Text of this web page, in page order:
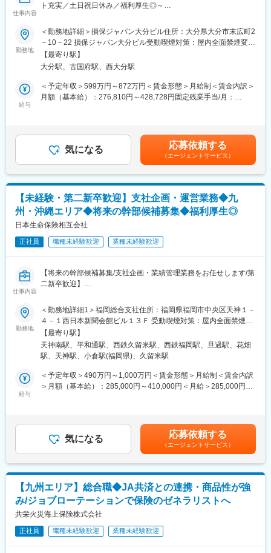
・SOMPOグループの安定基盤があり、腰を据えて長期的に働ける
・誰しもが慣れない交通事故の状況下で、事故を解決に導き、保
険金という形でお客様に貢献できるお仕事です。
・事故解決のプロフェッショナルとして活躍できるよう、入社か
らその後も、さまざまな力を身につけ、磨き、高め続けられる環
境が整っています。
・年間休日120日（土日祝）／所定労働時間09:00～17:00とワー
クライフバランスの取りやすい環境です。
■ご参考：技術アジャスターについて／社員インタビュー等も載っ
sp/adjuster/img/adjuster.pdf
変更の範囲：会社の定める業務
仕事内容
ト充実／土日祝日休み／福利厚生◎～
入社後は技術アジャスター資格取得後、保険金サービス部門で、
自動車の損害調査・示談交渉をお任せします。
■職務詳細：
１．自動車損害調査
整備工場と修理範囲や修理計画・金額に関する折衝を行います。
また、事故の事案担当者へ自動車調査結果に関する情報提供を行
い、スムーズな解決に向けて支援を行います。
２．示談交渉
解決していきます。
■育成体制：
技術アジャスター資格取得に向けて、自動車工学や関係法令、自
見習技術アジャスター資格を取得後は徐々に実務をキャッチアッ
プいただきながら、初級、３級、２級と上位の資格取得を目指
し、アジャスターとしてのスキルを高められます。
会社としての研修だけでなく、先輩社員から勉強会やアドバイス
■キャリアパス：
技術アジャスターとしての経験を積むことで、将来的にはリーダ
を深めるための研修制度や資格取得支援制度も充実しており、自
己成長を図ることができます。キャリアアップを目指す方にとっ
■魅力：
・SOMPOグループの安定基盤があり、腰を据えて長期的に働ける
環境です。
・誰しもが慣れない交通事故の状況下で、事故を解決に導き、保
険金という形でお客様に貢献できるお仕事です。
らその後も、さまざまな力を身につけ、磨き、高め続けられる環
境が整っています。
ていますのでぜひご覧ください。
https://www.sompo-japan-saiyo.com/sompo-
sp/adjuster/img/adjuster.pdf
変更の範囲：会社の定める業務
勤務地
＜勤務地詳細＞損保ジャパン大分ビル住所：大分県大分市末広町2
－10－22 損保ジャパン大分ビル受動喫煙対策：屋内全面禁煙変更
の範囲：会社の定める事業所（リモートワーク含む）
【最寄り駅】
大分駅、古国府駅、西大分駅
給与
＜予定年収＞599万円～872万円＜賃金形態＞月給制＜賃金内訳＞
月額（基本給）：276,810円～428,728円固定残業手当/月：
賞与：年2回（会社業績、評価による）■昇給：あり※賃金はあく
までも目安の金額であり、選考を通じて上下する可能性がありま
す。※各種手当てを規程に従い支給※技術アジャスター資格保有者
は優遇します。※超過した時間外労働の残業時間代は追加支給賃金
はあくまでも目安の金額であり、選考を通じて上下する可能性が
あります。月給(月額)は固定手当を含めた表記です。
気になる 応募依頼する
（エージェントサービス）
【未経験・第二新卒歓迎】支社企画・運営業務◆九
州・沖縄エリア◆将来の幹部候補募集◆福利厚生◎
日本生命保険相互会社
正社員 職種未経験歓迎 業種未経験歓迎
仕事内容
【将来の幹部候補募集/支社企画・業績管理業務をお任せします/第
二新卒歓迎】
九州・沖縄エリアの支社（企画開発チーム）において執行計画の
策定・推進、業績管理業務等に従事いただきます。
■職務詳細（企画開発チーム）
・支社執行計画の策定・推進
・支社/営業拠点の業績管理
・支社/営業拠点の課題、管内マーケット分析
・会議/イベントの企画・運営 等
等）」、「人材育成」、「総務・コンプライアンス」、「お客様
サービス（契約保全対応等）」等、複数のチームで構成されてお
り、
（※チーム構成や人数は支社によって異なります。企画開発課長は
管理職ではありませんが、チームを牽引・マネジメントするリー
ダ的役割を果たす役職です）
・まずは企画開発チームの実務担当者として上記業務に従事した
後（最短で入社から4年目に企画開発課長に昇格）、希望や適性等
勤務地
＜勤務地詳細1＞福岡総合支社住所：福岡県福岡市中央区天神１－
４－１西日本新聞会館ビル１３Ｆ 受動喫煙対策：屋内全面禁煙＜
勤務地詳細2＞北九州支社住所：福岡県北九州市小倉北区堺町１－
３－１５日本生命小倉堺町ビル８Ｆ 受動喫煙対策：屋内全面禁煙
＜勤務地詳細3＞久留米支社住所：福岡県久留米市日吉町１５－６
囲：会社の定める事業所
【最寄り駅】
天神南駅、平和通駅、西鉄久留米駅、西鉄福岡駅、旦過駅、花畑
駅、天神駅、小倉駅(福岡県)、久留米駅
給与
＜予定年収＞490万円～1,000万円＜賃金形態＞月給制＜賃金内訳
＞月額（基本給）：285,000円～410,000円＜月給＞285,000円～
気になる 応募依頼する
（エージェントサービス）
【九州エリア】総合職◆JA共済との連携・商品性が強
み/ジョブローテーションで保険のゼネラリストへ
共栄火災海上保険株式会社
正社員 職種未経験歓迎 業種未経験歓迎